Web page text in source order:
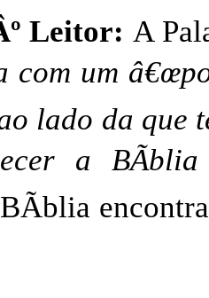
Leitor:A
com um
lado da que
a